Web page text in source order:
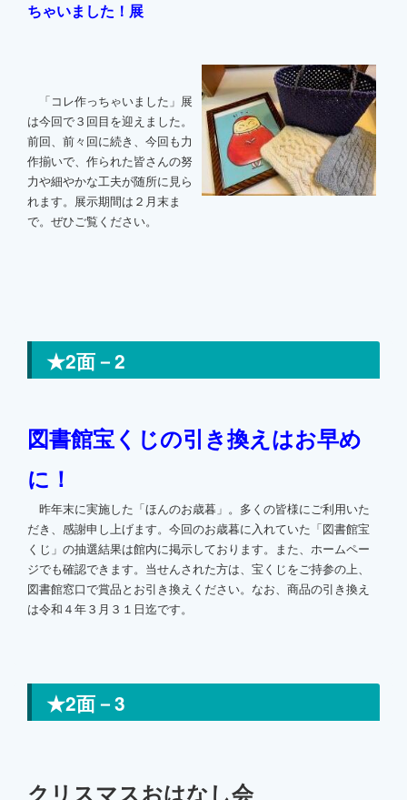
ちゃいました！展
「コレ作っちゃいました」展
は今回で３回目を迎えました。
前回、前々回に続き、今回も力
作揃いで、作られた皆さんの努
力や細やかな工夫が随所に見ら
れます。展示期間は２月末ま
で。ぜひご覧ください。
★2面－2
図書館宝くじの引き換えはお早め
に！
昨年末に実施した「ほんのお歳暮」。多くの皆様にご利用いた
だき、感謝申し上げます。今回のお歳暮に入れていた「図書館宝
くじ」の抽選結果は館内に掲示しております。また、ホームペー
ジでも確認できます。当せんされた方は、宝くじをご持参の上、
図書館窓口で賞品とお引き換えください。なお、商品の引き換え
は令和４年３月３１日迄です。
★2面－3
クリスマスおはなし会